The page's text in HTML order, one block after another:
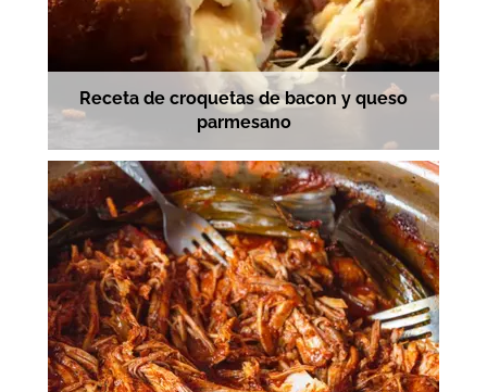
Receta de croquetas de bacon y queso
parmesano